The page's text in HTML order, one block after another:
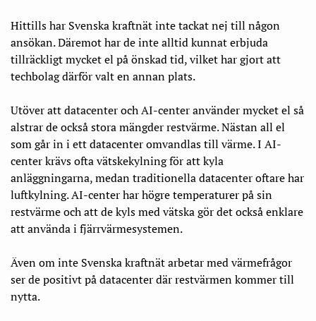
Hittills har Svenska kraftnät inte tackat nej till någon
ansökan. Däremot har de inte alltid kunnat erbjuda
tillräckligt mycket el på önskad tid, vilket har gjort att
techbolag därför valt en annan plats.
Utöver att datacenter och AI-center använder mycket el så
alstrar de också stora mängder restvärme. Nästan all el
som går in i ett datacenter omvandlas till värme. I AI-
center krävs ofta vätskekylning för att kyla
anläggningarna, medan traditionella datacenter oftare har
luftkylning. AI-center har högre temperaturer på sin
restvärme och att de kyls med vätska gör det också enklare
att använda i fjärrvärmesystemen.
Även om inte Svenska kraftnät arbetar med värmefrågor
ser de positivt på datacenter där restvärmen kommer till
nytta.